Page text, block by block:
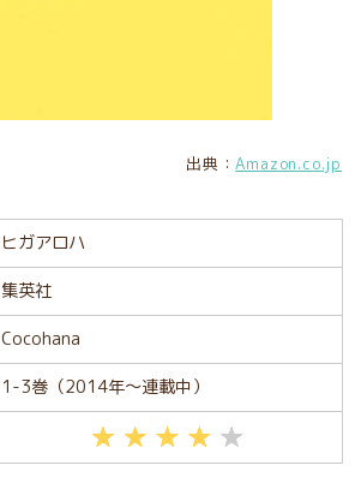
出典：Amazon.co.jp
ヒガアロハ
集英社
Cocohana
1-3巻（2014年〜連載中）